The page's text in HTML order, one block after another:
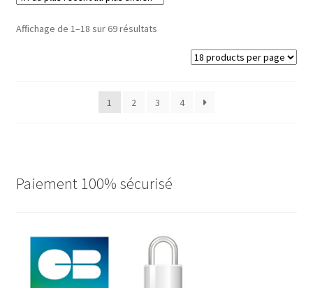
Affichage de 1–18 sur 69 résultatsTrié
plus
1 2 3 4
Paiement 100% sécurisé